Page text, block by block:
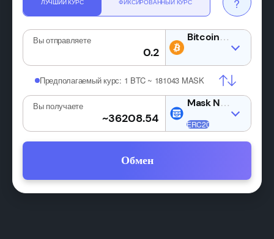
ЛУЧШИЙ КУРС ФИКСИРОВАННЫЙ КУРС
Вы отправляете BTC
Предполагаемый курс: 1 BTC ~ 181043 MASK
Вы получаете
Обмен